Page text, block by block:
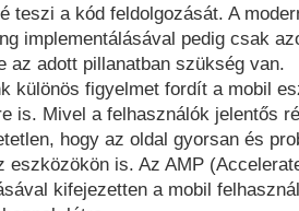
teszi a kód feldolgozását. A
implementálásával pedig csak
az adott pillanatban szükség van.
különös figyelmet fordít a mobil
is. Mivel a felhasználók jelentős
hogy az oldal gyorsan és
eszközökön is. Az AMP
kifejezetten a mobil